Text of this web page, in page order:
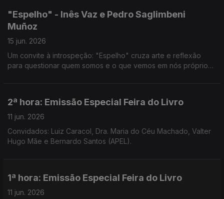
"Espelho" - Inês Vaz e Pedro Saglimbeni
Muñoz
15 jun. 2026
Um convite à introspeção: "Espelho" cruza arte e reflexão
para questionar quem somos e o que vemos em nós próprios.
2ª hora: Emissão Especial Feira do Livro
11 jun. 2026
Convidados: Luiz Caracol, Dra. Maria do Céu Machado, Valter
Hugo Mãe e Bernardo Santos (APEL).
1ª hora: Emissão Especial Feira do Livro
11 jun. 2026